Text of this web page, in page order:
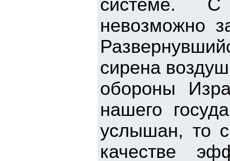
системе.
невозможно
сирена
обороны
нашего
услышан, то
качестве